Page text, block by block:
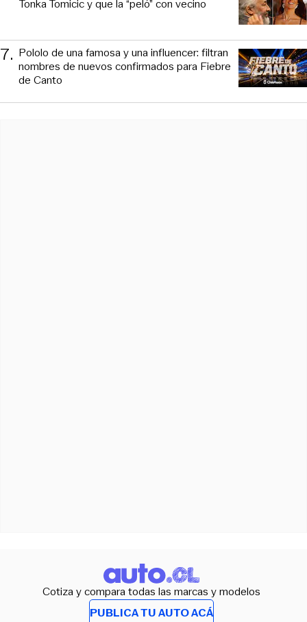
Tonka Tomicic y que la “peló” con vecino
7. Pololo de una famosa y una influencer: filtran
nombres de nuevos confirmados para Fiebre
de Canto
Cotiza y compara todas las marcas y modelos
PUBLICA TU AUTO ACÁ